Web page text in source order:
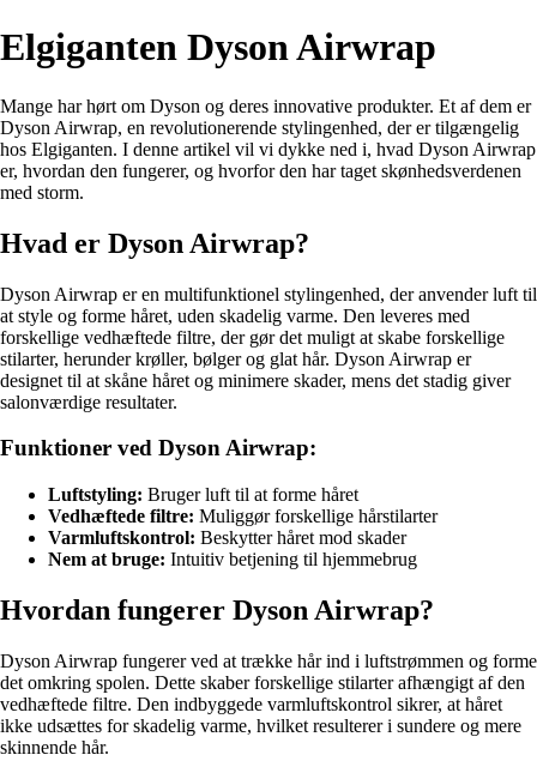
Elgiganten Dyson Airwrap
Mange har hørt om Dyson og deres innovative produkter. Et af dem er
Dyson Airwrap, en revolutionerende stylingenhed, der er tilgængelig
hos Elgiganten. I denne artikel vil vi dykke ned i, hvad Dyson Airwrap
er, hvordan den fungerer, og hvorfor den har taget skønhedsverdenen
med storm.
Hvad er Dyson Airwrap?
Dyson Airwrap er en multifunktionel stylingenhed, der anvender luft til
at style og forme håret, uden skadelig varme. Den leveres med
forskellige vedhæftede filtre, der gør det muligt at skabe forskellige
stilarter, herunder krøller, bølger og glat hår. Dyson Airwrap er
designet til at skåne håret og minimere skader, mens det stadig giver
salonværdige resultater.
Funktioner ved Dyson Airwrap:
Luftstyling: Bruger luft til at forme håret
Vedhæftede filtre: Muliggør forskellige hårstilarter
Varmluftskontrol: Beskytter håret mod skader
Nem at bruge: Intuitiv betjening til hjemmebrug
Hvordan fungerer Dyson Airwrap?
Dyson Airwrap fungerer ved at trække hår ind i luftstrømmen og forme
det omkring spolen. Dette skaber forskellige stilarter afhængigt af den
vedhæftede filtre. Den indbyggede varmluftskontrol sikrer, at håret
ikke udsættes for skadelig varme, hvilket resulterer i sundere og mere
skinnende hår.